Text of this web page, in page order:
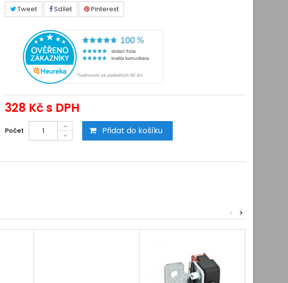
Tweet Sdílet Pinterest
328 Kčs DPH
Počet Přidat do košíku
>
<